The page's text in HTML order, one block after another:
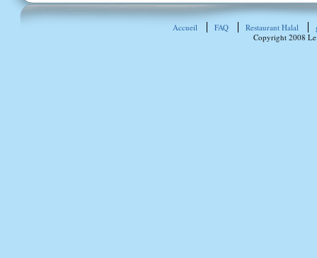
Accueil FAQ Restaurant Halal
Copyright 2008